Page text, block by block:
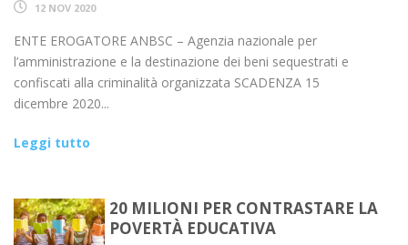
12 NOV 2020
ENTE EROGATORE ANBSC – Agenzia nazionale per
l’amministrazione e la destinazione dei beni sequestrati e
confiscati alla criminalità organizzata SCADENZA 15
dicembre 2020...
Leggi tutto
20 MILIONI PER CONTRASTARE LA
POVERTÀ EDUCATIVA